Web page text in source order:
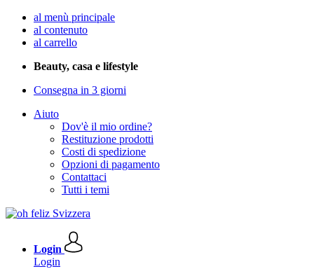
al menù principale
al contenuto
al carrello
Beauty, casa e lifestyle
Consegna in 3 giorni
Aiuto
Dov'è il mio ordine?
Restituzione prodotti
Costi di spedizione
Opzioni di pagamento
Contattaci
Tutti i temi
Login
Login